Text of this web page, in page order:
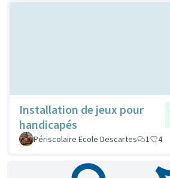
Installation de jeux pour
handicapés
Périscolaire Ecole Descartes
1 4